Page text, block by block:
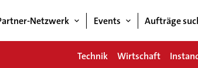
Netzwerk Events Aufträge
Technik Wirtschaft